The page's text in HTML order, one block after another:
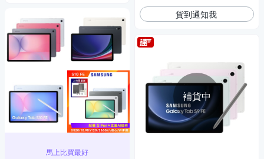
馬上比買最好
貨到通知我
補貨中